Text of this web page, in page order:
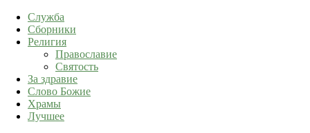
Служба
Сборники
Религия
Православие
Святость
За здравие
Слово Божие
Храмы
Лучшее